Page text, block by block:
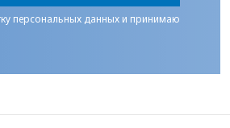
персональных данных и принимаю